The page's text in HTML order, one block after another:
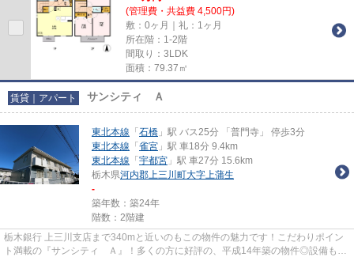
(管理費・共益費 4,500円)
敷：0ヶ月｜礼：1ヶ月
所在階：1-2階
間取り：3LDK
面積：79.37㎡
賃貸｜アパート サンシティ Ａ
東北本線 「 石橋 」駅 バス25分 「普門寺」 停歩3分
東北本線 「 雀宮 」駅 車18分 9.4km
東北本線 「 宇都宮 」駅 車27分 15.6km
栃木県河内郡上三川町大字上蒲生
-
築年数：築24年
階数：2階建
栃木銀行 上三川支店まで340mと近いのもこの物件の魅力です！こだわりポイン
ト満載の『サンシティ Ａ』！多くの方に好評の、平成14年築の物件◎設備も充